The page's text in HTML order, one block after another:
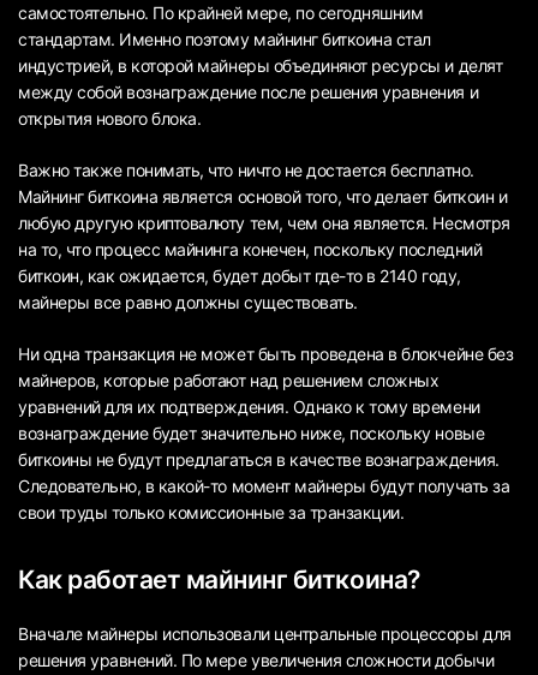
самостоятельно. По крайней мере, по сегодняшним
стандартам. Именно поэтому майнинг биткоина стал
индустрией, в которой майнеры объединяют ресурсы и делят
между собой вознаграждение после решения уравнения и
открытия нового блока.
Важно также понимать, что ничто не достается бесплатно.
Майнинг биткоина является основой того, что делает биткоин и
любую другую криптовалюту тем, чем она является. Несмотря
на то, что процесс майнинга конечен, поскольку последний
биткоин, как ожидается, будет добыт где-то в 2140 году,
майнеры все равно должны существовать.
Ни одна транзакция не может быть проведена в блокчейне без
майнеров, которые работают над решением сложных
уравнений для их подтверждения. Однако к тому времени
вознаграждение будет значительно ниже, поскольку новые
биткоины не будут предлагаться в качестве вознаграждения.
Следовательно, в какой-то момент майнеры будут получать за
свои труды только комиссионные за транзакции.
Как работает майнинг биткоина?
Вначале майнеры использовали центральные процессоры для
решения уравнений. По мере увеличения сложности добычи